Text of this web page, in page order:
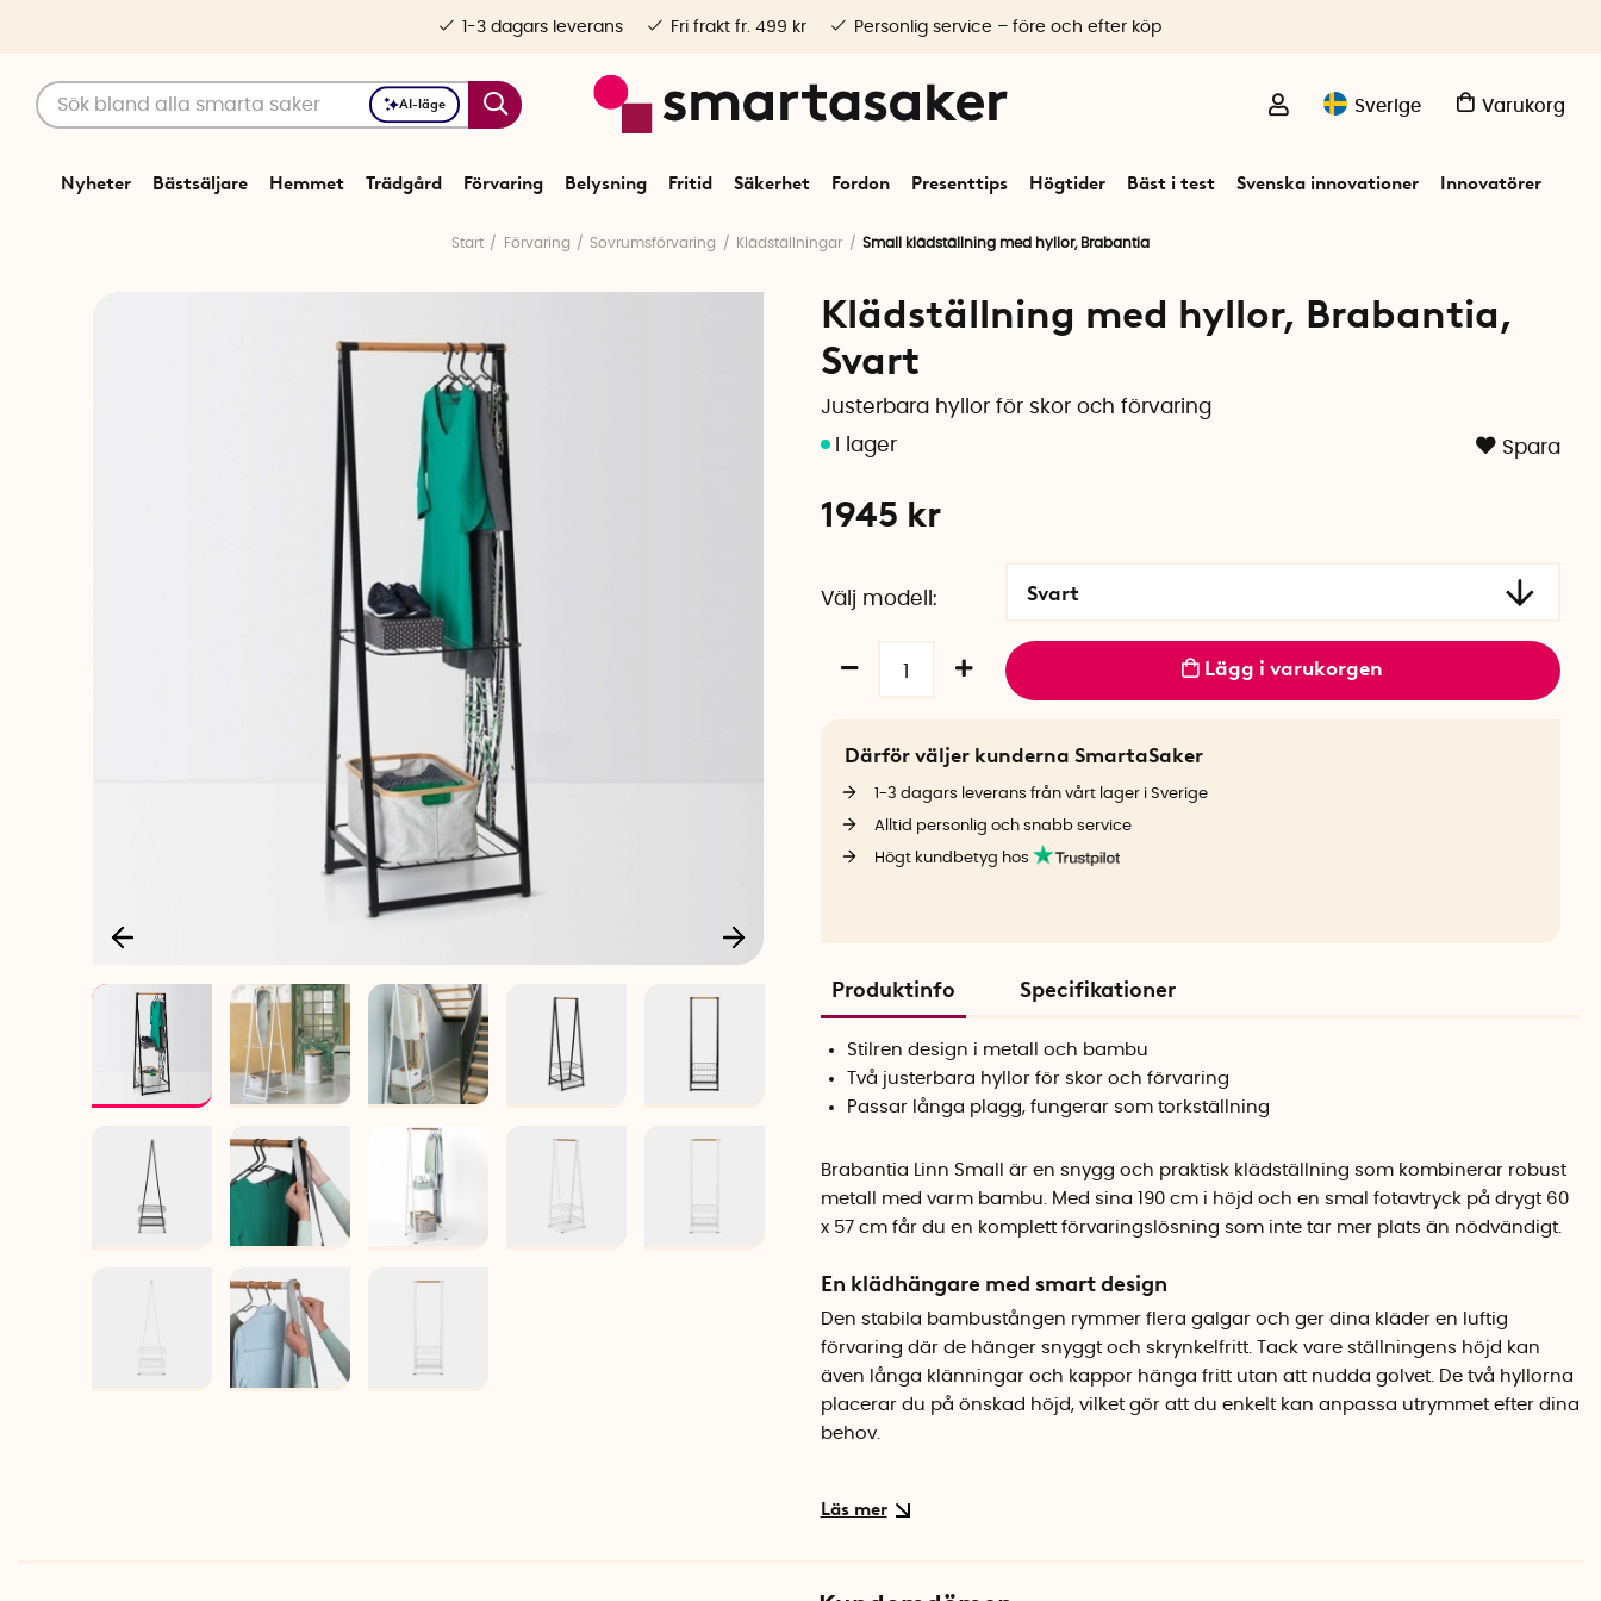
AI-läge Sverige Varukorg
Nyheter Bästsäljare Hemmet Trädgård Förvaring Belysning Fritid Säkerhet Fordon Presenttips Högtider Bäst i test Svenska innovationer Innovatörer
1-3 dagars leverans Fri frakt fr. 499 kr Personlig service – före och efter köp
Start Förvaring Sovrumsförvaring Klädställningar Small klädställning med hyllor, Brabantia
Klädställning med hyllor, Brabantia,
Svart
Justerbara hyllor för skor och förvaring
Spara
1945 kr
Välj modell Svart
Lägg i varukorgen
Därför väljer kunderna SmartaSaker
1-3 dagars leverans från vårt lager i Sverige
Alltid personlig och snabb service
Högt kundbetyg hos
Produktinfo Specifikationer
Stilren design i metall och bambu
Två justerbara hyllor för skor och förvaring
Passar långa plagg, fungerar som torkställning
Brabantia Linn Small är en snygg och praktisk klädställning som kombinerar robust
metall med varm bambu. Med sina 190 cm i höjd och en smal fotavtryck på drygt 60
x 57 cm får du en komplett förvaringslösning som inte tar mer plats än nödvändigt.
En klädhängare med smart design
Den stabila bambustången rymmer flera galgar och ger dina kläder en luftig
förvaring där de hänger snyggt och skrynkelfritt. Tack vare ställningens höjd kan
även långa klänningar och kappor hänga fritt utan att nudda golvet. De två hyllorna
placerar du på önskad höjd, vilket gör att du enkelt kan anpassa utrymmet efter dina
behov.